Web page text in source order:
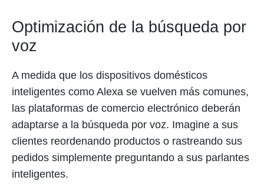
Optimización de la búsqueda por
voz
A medida que los dispositivos domésticos
inteligentes como Alexa se vuelven más comunes,
las plataformas de comercio electrónico deberán
adaptarse a la búsqueda por voz. Imagine a sus
clientes reordenando productos o rastreando sus
pedidos simplemente preguntando a sus parlantes
inteligentes.